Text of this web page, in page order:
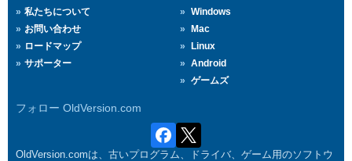
私たちについて
お問い合わせ
ロードマップ
サポーター
Windows
Mac
Linux
Android
ゲームズ
フォロー OldVersion.com
OldVersion.comは、古いプログラム、ドライバ、ゲーム用のソフトウ